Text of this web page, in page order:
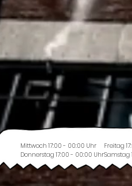
Mittwoch 17:00 - 00:00 Uhr
Donnerstag 17:00 - 00:00 Uhr
Freitag
Samstag